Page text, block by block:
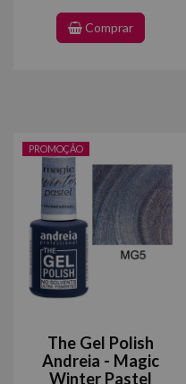
Comprar
PROMOÇÃO
The Gel Polish
Andreia - Magic
Winter Pastel